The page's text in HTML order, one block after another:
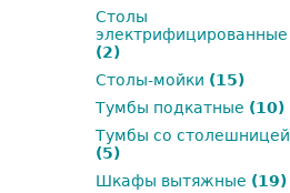
Столы
электрифицированные
(2)
Столы-мойки (15)
Тумбы подкатные (10)
Тумбы со столешницей
(5)
Шкафы вытяжные (19)